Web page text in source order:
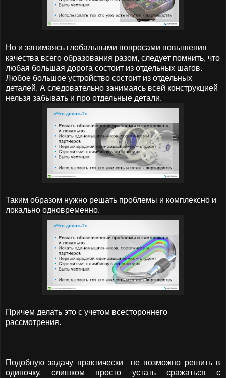
Но и занимаясь глобальными вопросами повышения
качества всего образования разом, следует помнить, что
любая большая дорога состоит из отдельных шагов.
Любое большое устройство состоит из отдельных
деталей. А следовательно занимаясь всей конструкцией
нельзя забывать и про отдельные детали.
Таким образом нужно решать проблемы и комплексно и
локально одновременно.
Причем делать это с учетом всестороннего
рассмотрения.
Подобную задачу практически не возможно решить в
одиночку, слишком просто устать сражаться с